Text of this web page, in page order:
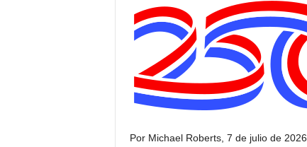
Por Michael Roberts, 7 de julio de 2026